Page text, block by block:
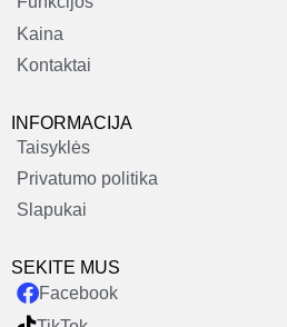
Kaina
Kontaktai
INFORMACIJA
Taisyklės
Privatumo politika
Slapukai
SEKITE MUS
Facebook